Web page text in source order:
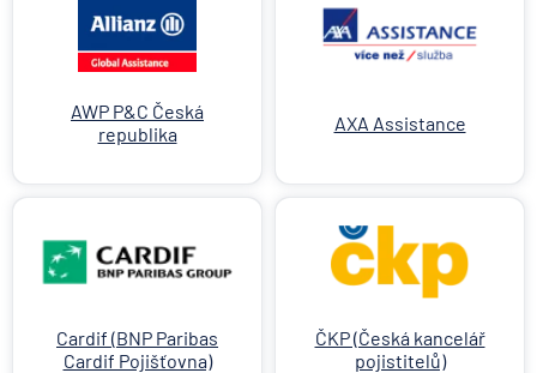
AWP P&C Česká
republika
AXA Assistance
Cardif (BNP Paribas
Cardif Pojišťovna)
ČKP (Česká kancelář
pojistitelů)